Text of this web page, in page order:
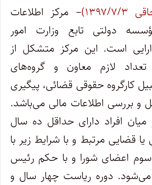
۷/۳)
– مرکز اطلاعات
دولتی تابع وزارت امور
است. این مرکز متشکل از
لازم معاون و گروه‌های
کارگروه حقوقی قضائی، پیگیری
و بررسی اطلاعات مالی می‌باشد.
افراد دارای حداقل ده سال
یا قضایی مرتبط و با شرایط زیر با
اعضای شورا و با حکم رئیس
دوره ریاست چهار سال و